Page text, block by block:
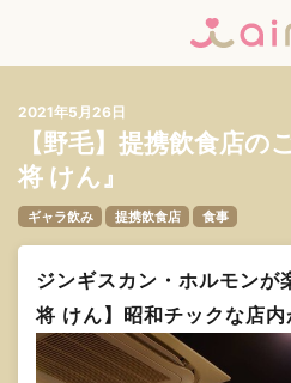
2021年5月26日
【野毛】提携飲食店の
将 けん』
ギャラ飲み 提携飲食店 食事
ジンギスカン・ホルモンが
将 けん】昭和チックな店